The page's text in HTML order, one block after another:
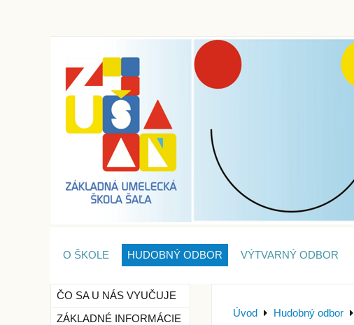
O ŠKOLE HUDOBNÝ ODBOR VÝTVARNÝ ODBOR
Úvod Hudobný odbor
ČO SA U NÁS VYUČUJE
ZÁKLADNÉ INFORMÁCIE